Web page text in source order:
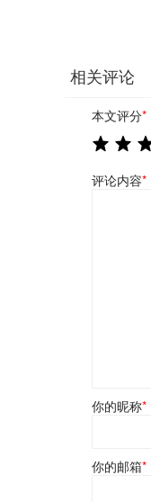
相关评论
本文评分*
评论内容*
你的昵称*
你的邮箱*